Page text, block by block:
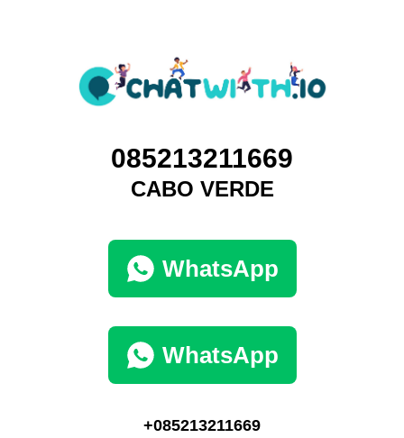
085213211669
CABO VERDE
WhatsApp
WhatsApp
+085213211669